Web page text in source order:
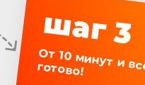
шаг 3
От 10 минут и всё готово!